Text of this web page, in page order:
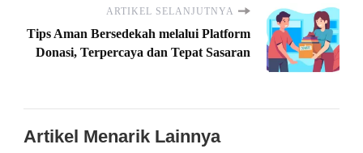
ARTIKEL SELANJUTNYA
Tips Aman Bersedekah melalui Platform
Donasi, Terpercaya dan Tepat Sasaran
Artikel Menarik Lainnya